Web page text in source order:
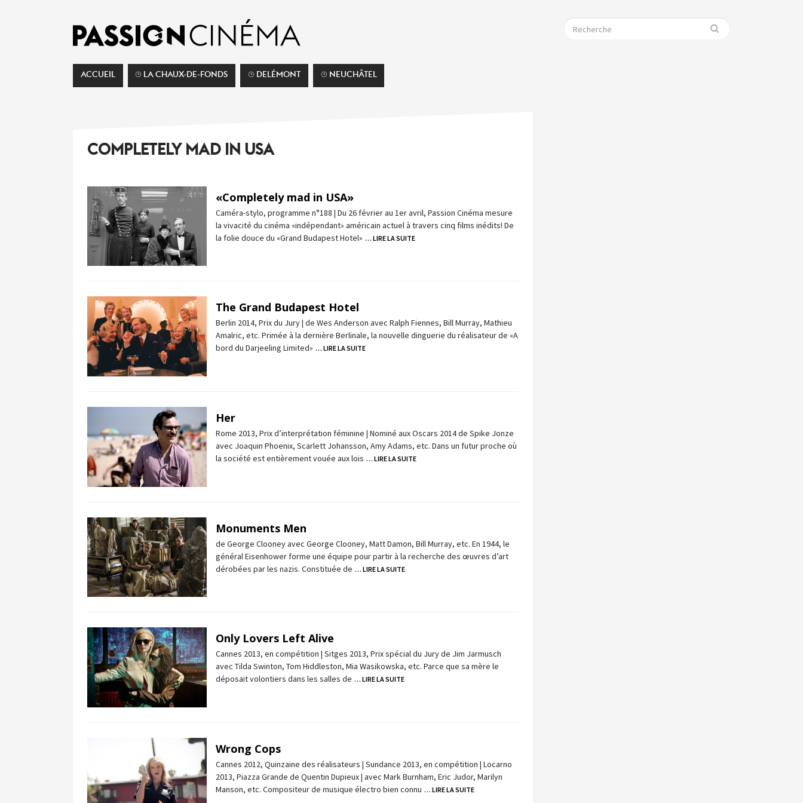
ACCUEIL ⌚︎ LA CHAUX-DE-FONDS ⌚︎ DELÉMONT ⌚︎ NEUCHÂTEL
COMPLETELY MAD IN USA
«Completely mad in USA»
Caméra-stylo, programme n°188 | Du 26 février au 1er avril, Passion Cinéma mesure
la vivacité du cinéma «indépendant» américain actuel à travers cinq films inédits! De
la folie douce du «Grand Budapest Hotel» … LIRE LA SUITE
The Grand Budapest Hotel
Berlin 2014, Prix du Jury | de Wes Anderson avec Ralph Fiennes, Bill Murray, Mathieu
Amalric, etc. Primée à la dernière Berlinale, la nouvelle dinguerie du réalisateur de «A
bord du Darjeeling Limited» … LIRE LA SUITE
Her
Rome 2013, Prix d’interprétation féminine | Nominé aux Oscars 2014 de Spike Jonze
avec Joaquin Phoenix, Scarlett Johansson, Amy Adams, etc. Dans un futur proche où
la société est entièrement vouée aux lois … LIRE LA SUITE
Monuments Men
de George Clooney avec George Clooney, Matt Damon, Bill Murray, etc. En 1944, le
général Eisenhower forme une équipe pour partir à la recherche des œuvres d’art
dérobées par les nazis. Constituée de … LIRE LA SUITE
Only Lovers Left Alive
Cannes 2013, en compétition | Sitges 2013, Prix spécial du Jury de Jim Jarmusch
avec Tilda Swinton, Tom Hiddleston, Mia Wasikowska, etc. Parce que sa mère le
déposait volontiers dans les salles de … LIRE LA SUITE
Wrong Cops
Cannes 2012, Quinzaine des réalisateurs | Sundance 2013, en compétition | Locarno
2013, Piazza Grande de Quentin Dupieux | avec Mark Burnham, Eric Judor, Marilyn
Manson, etc. Compositeur de musique électro bien connu … LIRE LA SUITE